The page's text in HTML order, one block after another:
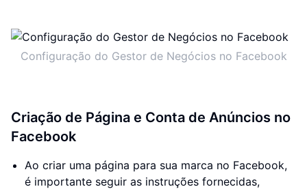
Configuração do Gestor de Negócios no Facebook
Criação de Página e Conta de Anúncios no
Facebook
Ao criar uma página para sua marca no Facebook,
é importante seguir as instruções fornecidas,